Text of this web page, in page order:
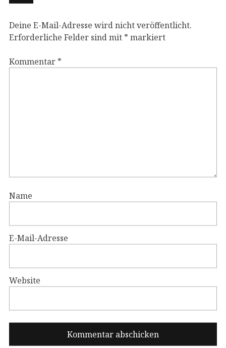
Deine E-Mail-Adresse wird nicht veröffentlicht.
Erforderliche Felder sind mit * markiert
Kommentar *
Name
E-Mail-Adresse
Website